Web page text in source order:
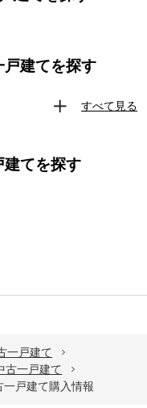
建てを探す
すべて見る
建てを探す
一戸建て
古一戸建て
一戸建て購入情報